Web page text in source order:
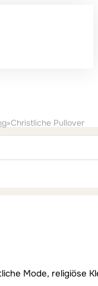
»Christliche Pullover